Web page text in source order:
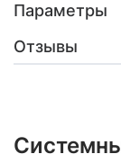
Параметры
Отзывы